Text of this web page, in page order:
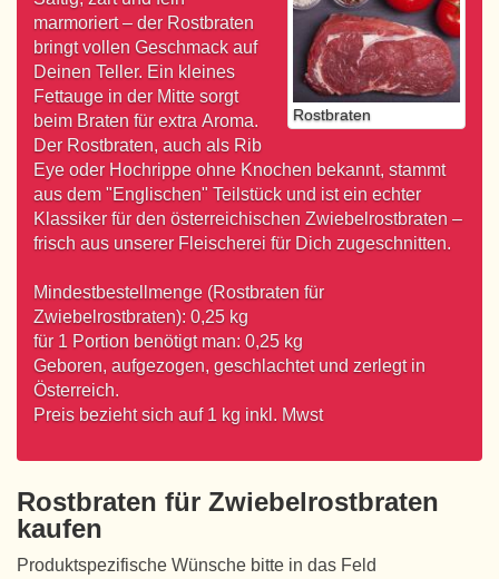
Rostbraten
marmoriert – der Rostbraten
bringt vollen Geschmack auf
Deinen Teller. Ein kleines
Fettauge in der Mitte sorgt
beim Braten für extra Aroma.
Der Rostbraten, auch als Rib
Eye oder Hochrippe ohne Knochen bekannt, stammt
aus dem "Englischen" Teilstück und ist ein echter
Klassiker für den österreichischen Zwiebelrostbraten –
frisch aus unserer Fleischerei für Dich zugeschnitten.
Mindestbestellmenge (Rostbraten für
Zwiebelrostbraten): 0,25 kg
für 1 Portion benötigt man: 0,25 kg
Geboren, aufgezogen, geschlachtet und zerlegt in
Österreich.
Preis bezieht sich auf 1 kg inkl. Mwst
Rostbraten für Zwiebelrostbraten
kaufen
Produktspezifische Wünsche bitte in das Feld